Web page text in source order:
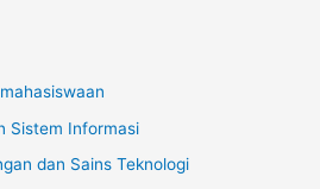
Sistem Informasi
dan Sains Teknologi